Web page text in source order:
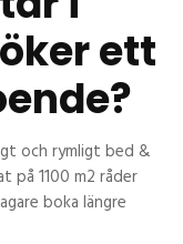
ett
och rymligt bed &
på 1100 m2 råder
boka längre